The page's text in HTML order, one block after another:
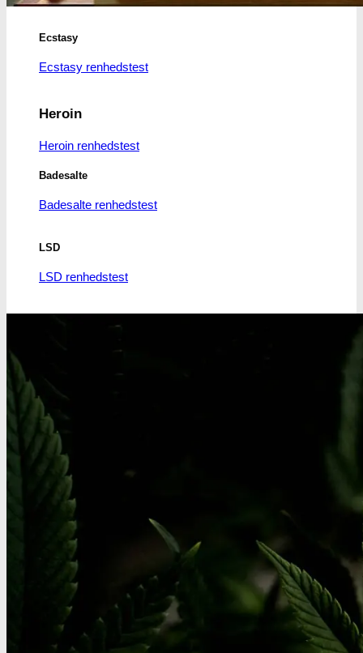
Ecstasy
Ecstasy renhedstest
Heroin
Heroin renhedstest
Badesalte
Badesalte renhedstest
LSD
LSD renhedstest
Benzoer renhedstest
GHB/Hætter renhedstest
Ketamin
Ketamin renhedstest
MCPP test
Opiater
Opiater renhedstest